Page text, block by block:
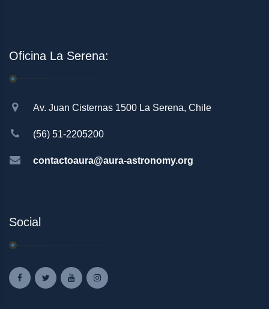
Oficina La Serena:
Av. Juan Cisternas 1500 La Serena, Chile
(56) 51-2205200
contactoaura@aura-astronomy.org
Social